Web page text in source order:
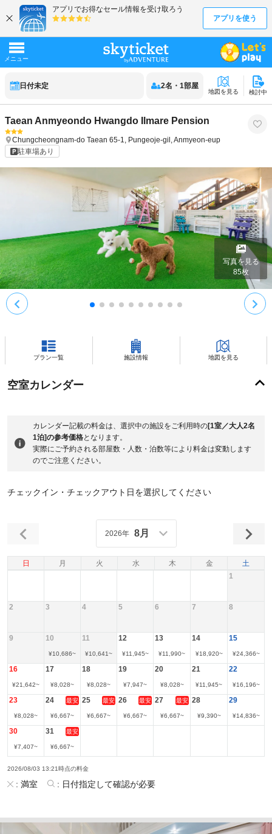
日付未定 2名 ・ 1部屋
地図を見る 検討中
Taean Anmyeondo Hwangdo Ilmare Pension
Chungcheongnam-do Taean 65-1, Pungeoje-gil, Anmyeon-eup
駐車場あり
写真を見る
85枚
プラン一覧 施設情報 地図を見る
空室カレンダー
カレンダー記載の料金は、選択中の施設をご利用時の[1室／大人2名
1泊]の参考価格となります。
実際にご予約される部屋数・人数・泊数等により料金は変動します
のでご注意ください。
チェックイン・チェックアウト日を選択してください
日 月 火 水 木 金 土
2026年 8月
1
2 3 4 5 6 7 8
9 10
¥10,686~
11
¥10,641~
12
¥11,945~
13
¥11,990~
14
¥18,920~
15
¥24,366~
16
¥21,642~
17
¥8,028~
18
¥8,028~
19
¥7,947~
20
¥8,028~
21
¥11,945~
22
¥16,196~
23
¥8,028~
24 最安
¥6,667~
25 最安
¥6,667~
26 最安
¥6,667~
27 最安
¥6,667~
28
¥9,390~
29
¥14,836~
30
¥7,407~
31 最安
¥6,667~
2026/08/03 13:21時点の料金
: 満室 : 日付指定して確認が必要